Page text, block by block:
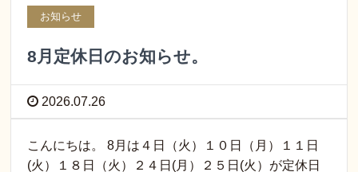
お知らせ
8月定休日のお知らせ。
2026.07.26
こんにちは。 8月は４日（火）１０日（月）１１日
(火）１８日（火）２４日(月）２５日(火）が定休日